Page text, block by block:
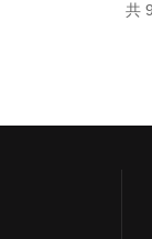
共